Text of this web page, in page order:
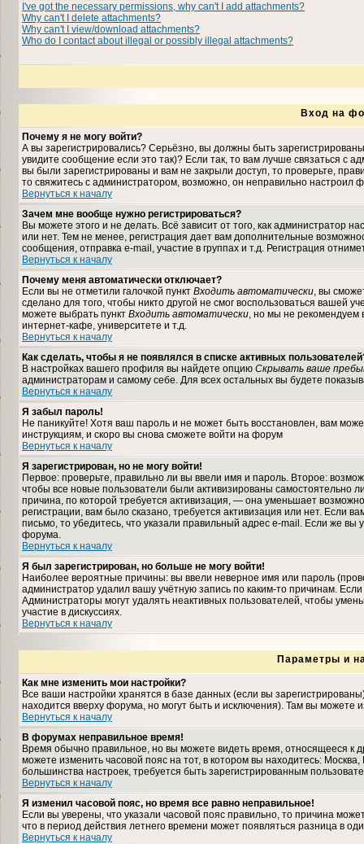
I've got the necessary permissions, why can't I add attachments?
Why can't I delete attachments?
Why can't I view/download attachments?
Who do I contact about illegal or possibly illegal attachments?
Вход на
Почему я не могу войти?
А вы зарегистрировались? Серьёзно, вы должны быть
увидите сообщение если это так)? Если так, то вам лучше связаться с
вы были зарегистрированы и вам не закрыли доступ, то проверьте,
то свяжитесь с администратором, возможно, он неправильно настроил
Вернуться к началу
Зачем мне вообще нужно регистрироваться?
Вы можете этого и не делать. Всё зависит от того, как
или нет. Тем не менее, регистрация дает вам дополнительные
сообщения, отправка e-mail, участие в группах и т.д. Регистрация
Вернуться к началу
Почему меня автоматически отключает?
Если вы не отметили галочкой пункт Входить автоматически, вы
сделано для того, чтобы никто другой не смог воспользоваться вашей
можете выбрать пункт Входить автоматически, но мы не рекомендуем
интернет-кафе, университете и т.д.
Вернуться к началу
Как сделать, чтобы я не появлялся в списке активных
В настройках вашего профиля вы найдете опцию Скрывать ваше
администраторам и самому себе. Для всех остальных вы будете
Вернуться к началу
Я забыл пароль!
Не паникуйте! Хотя ваш пароль и не может быть восстановлен, вам
инструкциям, и скоро вы снова сможете войти на форум
Вернуться к началу
Я зарегистрирован, но не могу войти!
Первое: проверьте, правильно ли вы ввели имя и пароль. Второе:
чтобы все новые пользователи были активизированы самостоятельно
причина, по которой требуется активизация, — она уменьшает
регистрации, вам было сказано, требуется активизация или нет. Если
письмо, то убедитесь, что указали правильный адрес e-mail. Если же
форума.
Вернуться к началу
Я был зарегистрирован, но больше не могу войти!
Наиболее вероятные причины: вы ввели неверное имя или пароль
администратор удалил вашу учётную запись по каким-то причинам.
Администраторы могут удалять неактивных пользователей, чтобы
участие в дискуссиях.
Вернуться к началу
Параметры и
Как мне изменить мои настройки?
Все ваши настройки хранятся в базе данных (если вы
находится вверху форума, но могут быть и исключения). Там вы можете
Вернуться к началу
В форумах неправильное время!
Время обычно правильное, но вы можете видеть время, относящееся к
можете изменить часовой пояс на тот, в котором вы находитесь:
большинства настроек, требуется быть зарегистрированным
Вернуться к началу
Я изменил часовой пояс, но время все равно неправильное!
Если вы уверены, что указали часовой пояс правильно, то причина
что в период действия летнего времени может появляться разница в
Вернуться к началу